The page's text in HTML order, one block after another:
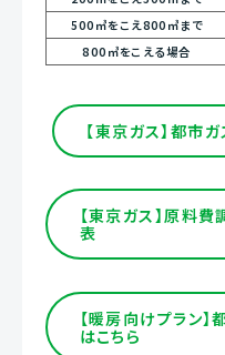
500㎥をこえ800㎥まで
800㎥をこえる場合
【東京ガス】都市
【東京ガス】原料
表
【暖房向けプラン
はこちら